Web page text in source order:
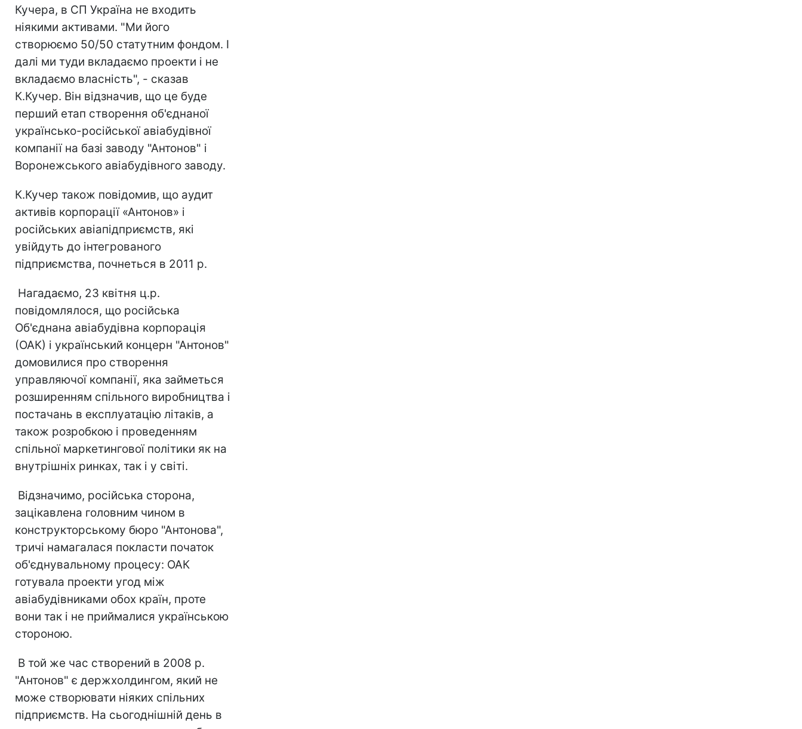
Кучера, в СП Україна не входить
ніякими активами. "Ми його
створюємо 50/50 статутним фондом. І
далі ми туди вкладаємо проекти і не
вкладаємо власність", - сказав
К.Кучер. Він відзначив, що це буде
перший етап створення об'єднаної
українсько-російської авіабудівної
компанії на базі заводу "Антонов" і
Воронежського авіабудівного заводу.
К.Кучер також повідомив, що аудит
активів корпорації «Антонов» і
російських авіапідприємств, які
увійдуть до інтегрованого
підприємства, почнеться в 2011 р.
Нагадаємо, 23 квітня ц.р.
повідомлялося, що російська
Об'єднана авіабудівна корпорація
(ОАК) і український концерн "Антонов"
домовилися про створення
управляючої компанії, яка займеться
розширенням спільного виробництва і
постачань в експлуатацію літаків, а
також розробкою і проведенням
спільної маркетингової політики як на
внутрішніх ринках, так і у світі.
Відзначимо, російська сторона,
зацікавлена головним чином в
конструкторському бюро "Антонова",
тричі намагалася покласти початок
об'єднувальному процесу: ОАК
готувала проекти угод між
авіабудівниками обох країн, проте
вони так і не приймалися українською
стороною.
В той же час створений в 2008 р.
"Антонов" є держхолдингом, який не
може створювати ніяких спільних
підприємств. На сьогоднішній день в